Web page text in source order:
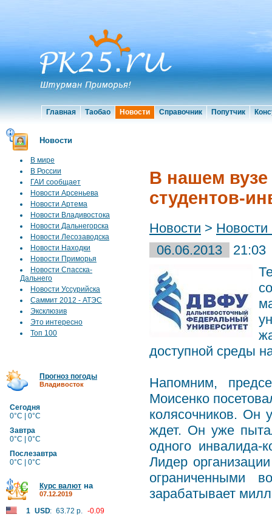
Главная Таобао Новости Справочник Попутчик
Новости
В мире
В России
ГАИ сообщает
Новости Арсеньева
Новости Артема
Новости Владивостока
Новости Дальнегорска
Новости Лесозаводска
Новости Находки
Новости Приморья
Новости Спасска-
Дальнего
Новости Уссурийска
Саммит 2012 - АТЭС
Эксклюзив
Это интересно
Топ 100
Прогноз погоды
Владивосток
Сегодня
0°C | 0°C
Завтра
0°C | 0°C
Послезавтра
0°C | 0°C
Курс валют на
07.12.2019
1 USD: 63.72 р. -0.09
В нашем
студентов-
Новости > Новости
06.06.2013
21:03
доступной среды
Напомним,
Моисенко
колясочников. Он
ждет. Он уже
одного инвалида-
Лидер
ограниченными
зарабатывает